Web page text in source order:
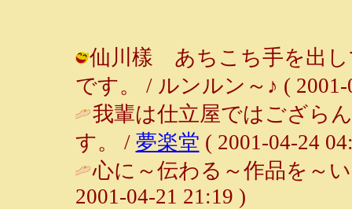
仙川樣 あちこち手を出し
です。 / ルンルン～♪ ( 2001-
我輩は仕立屋ではござら
す。 / 夢楽堂 ( 2001-04-24
心に～伝わる～作品を～
2001-04-21 21:19 )